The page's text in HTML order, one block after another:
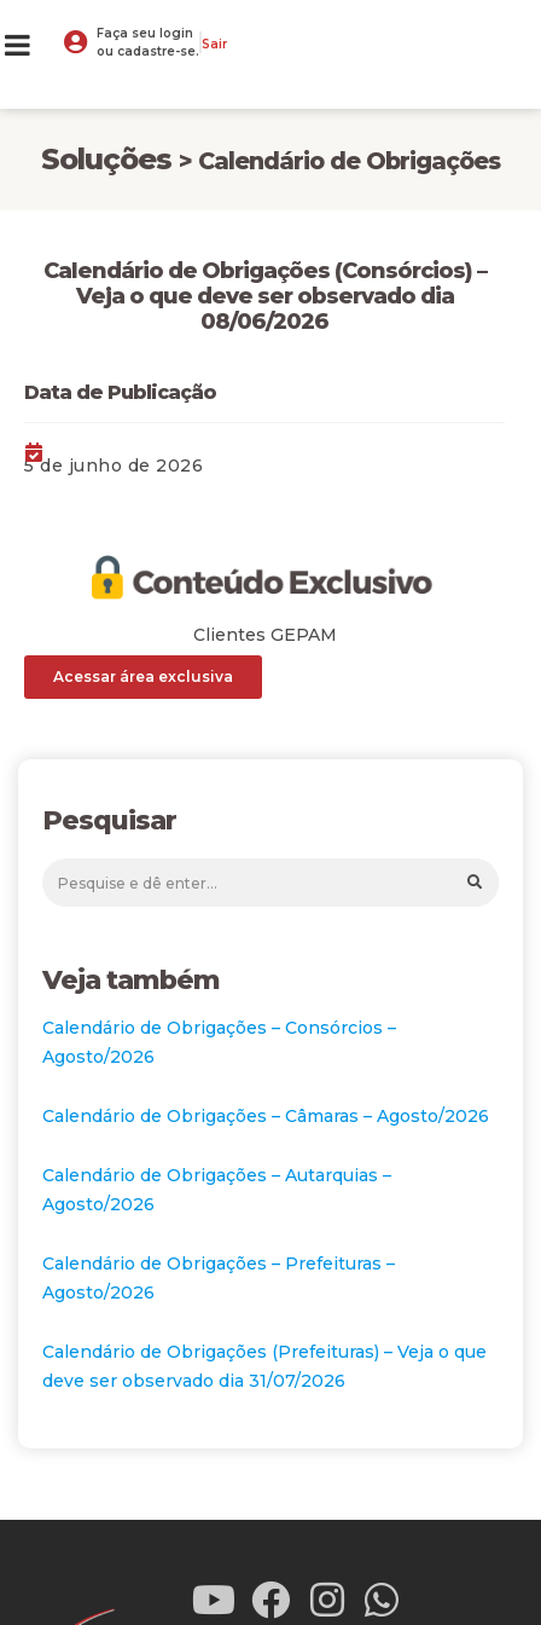
Faça seu login
ou cadastre-se. Sair
Soluções > Calendário de Obrigações
Calendário de Obrigações (Consórcios) –
Veja o que deve ser observado dia
08/06/2026
Data de Publicação
5 de junho de 2026
Clientes GEPAM
Acessar área exclusiva
Pesquisar
Veja também
Calendário de Obrigações – Consórcios –
Agosto/2026
Calendário de Obrigações – Câmaras – Agosto/2026
Calendário de Obrigações – Autarquias –
Agosto/2026
Calendário de Obrigações – Prefeituras –
Agosto/2026
Calendário de Obrigações (Prefeituras) – Veja o que
deve ser observado dia 31/07/2026